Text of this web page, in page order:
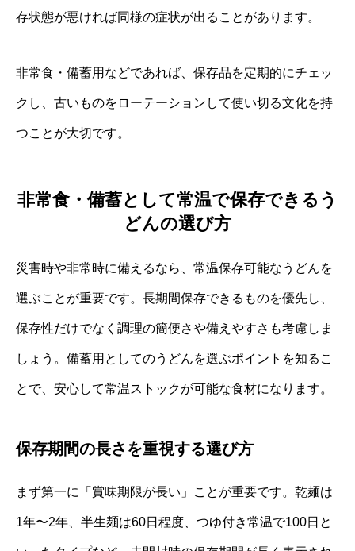
存状態が悪ければ同様の症状が出ることがあります。
非常食・備蓄用などであれば、保存品を定期的にチェッ
クし、古いものをローテーションして使い切る文化を持
つことが大切です。
非常食・備蓄として常温で保存できるう
どんの選び方
災害時や非常時に備えるなら、常温保存可能なうどんを
選ぶことが重要です。長期間保存できるものを優先し、
保存性だけでなく調理の簡便さや備えやすさも考慮しま
しょう。備蓄用としてのうどんを選ぶポイントを知るこ
とで、安心して常温ストックが可能な食材になります。
保存期間の長さを重視する選び方
まず第一に「賞味期限が長い」ことが重要です。乾麺は
1年〜2年、半生麺は60日程度、つゆ付き常温で100日と